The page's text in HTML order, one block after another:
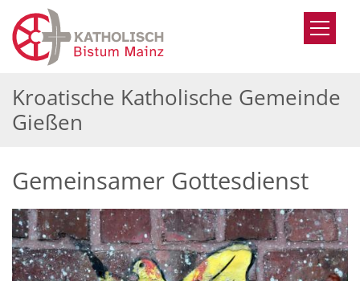
Zum Inhalt springen
Kroatische Katholische Gemeinde
Gießen
Gemeinsamer Gottesdienst